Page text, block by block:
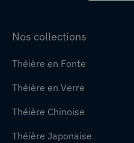
Nos collections
Théière en Fonte
Théière en Verre
Théière Chinoise
Théière Japonaise